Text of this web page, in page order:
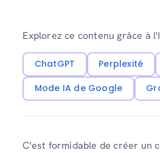
Explorez ce contenu grâce à
ChatGPT Perplexité
Mode IA de Google
C'est formidable de créer un